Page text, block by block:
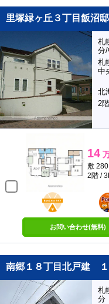
里塚緑ヶ丘３丁目飯沼
札
分
札
中
北
2
14
敷
2階 /
BunChinPAY
ポ
お問い合わせ(無料)
南郷１８丁目北戸建 １
札
分